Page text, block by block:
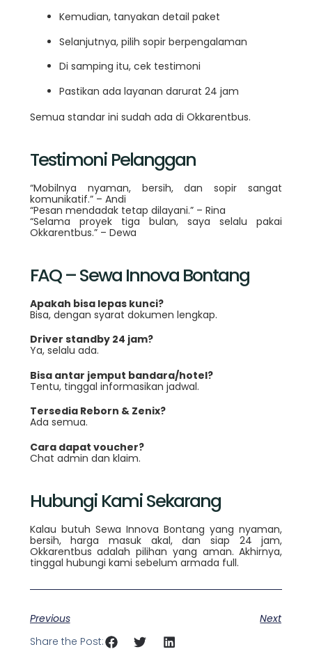
Kemudian, tanyakan detail paket
Selanjutnya, pilih sopir berpengalaman
Di samping itu, cek testimoni
Pastikan ada layanan darurat 24 jam
Semua standar ini sudah ada di Okkarentbus.
Testimoni Pelanggan
“Mobilnya nyaman, bersih, dan sopir sangat
komunikatif.” – Andi
“Pesan mendadak tetap dilayani.” – Rina
“Selama proyek tiga bulan, saya selalu pakai
Okkarentbus.” – Dewa
FAQ – Sewa Innova Bontang
Apakah bisa lepas kunci?
Bisa, dengan syarat dokumen lengkap.
Driver standby 24 jam?
Ya, selalu ada.
Bisa antar jemput bandara/hotel?
Tentu, tinggal informasikan jadwal.
Tersedia Reborn & Zenix?
Ada semua.
Cara dapat voucher?
Chat admin dan klaim.
Hubungi Kami Sekarang
Kalau butuh Sewa Innova Bontang yang nyaman,
bersih, harga masuk akal, dan siap 24 jam,
Okkarentbus adalah pilihan yang aman. Akhirnya,
tinggal hubungi kami sebelum armada full.
Previous
Next
Share the Post: